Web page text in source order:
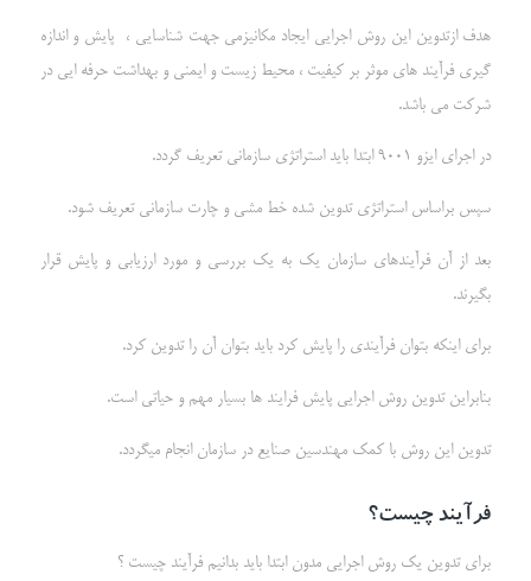
هدف ازتدوین این روش‌ اجرایی ایجاد مکانیزمی جهت شناسایی ، پایش و اندازه
گیری فرآیند های موثر بر کیفیت ، محیط زیست و ایمنی و بهداشت حرفه ایی در
شرکت می باشد.
در اجرای ایزو 9001 ابتدا باید استراتژی سازمانی تعریف گردد.
سپس براساس استراتژی تدوین شده خط مشی و چارت سازمانی تعریف شود.
بعد از آن فرآیندهای سازمان یک به یک بررسی و مورد ارزیابی و پایش قرار
بگیرند.
برای اینکه بتوان فرآیندی را پایش کرد باید بتوان آن را تدوین کرد.
بنابراین تدوین روش اجرایی پایش فرایند ها بسیار مهم و حیاتی است.
تدوین این روش با کمک مهندسین صنایع در سازمان انجام میگردد.
فرآیند چیست؟
برای تدوین یک روش اجرایی مدون ابتدا باید بدانیم فرآیند چیست ؟